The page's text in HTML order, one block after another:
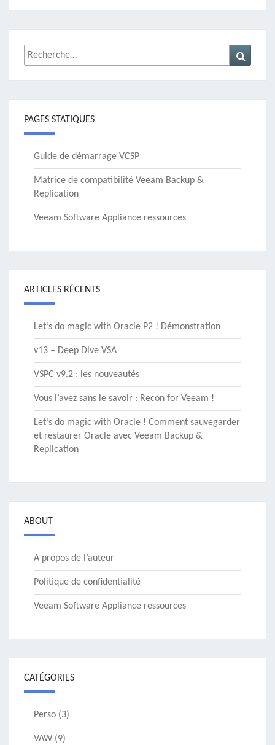
Rechercher :
PAGES STATIQUES
Guide de démarrage VCSP
Matrice de compatibilité Veeam Backup &
Replication
Veeam Software Appliance ressources
ARTICLES RÉCENTS
Let’s do magic with Oracle P2 ! Démonstration
v13 – Deep Dive VSA
VSPC v9.2 : les nouveautés
Vous l’avez sans le savoir : Recon for Veeam !
Let’s do magic with Oracle ! Comment sauvegarder
et restaurer Oracle avec Veeam Backup &
Replication
ABOUT
A propos de l’auteur
Politique de confidentialité
Veeam Software Appliance ressources
CATÉGORIES
Perso (3)
VAW (9)